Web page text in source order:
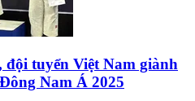
tuyển Việt Nam giành
Nam Á 2025